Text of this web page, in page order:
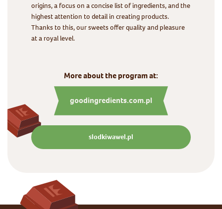
origins, a focus on a concise list of ingredients, and the
highest attention to detail in creating products.
Thanks to this, our sweets offer quality and pleasure
at a royal level.
More about the program at:
goodingredients.com.pl
slodkiwawel.pl